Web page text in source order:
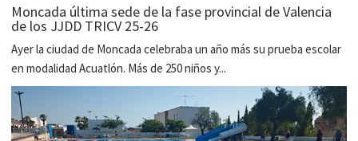
Moncada última sede de la fase provincial de Valencia
de los JJDD TRICV 25-26
Ayer la ciudad de Moncada celebraba un año más su prueba escolar
en modalidad Acuatlón. Más de 250 niños y...